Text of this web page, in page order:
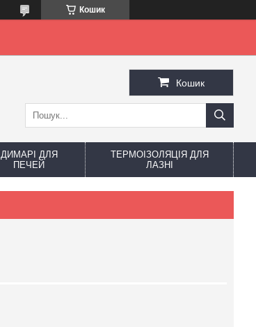
Кошик
Кошик
ДИМАРІ ДЛЯ
ПЕЧЕЙ
ТЕРМОІЗОЛЯЦІЯ ДЛЯ
ЛАЗНІ